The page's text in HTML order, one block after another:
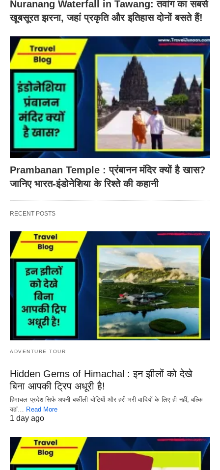
Nuranang Waterfall in Tawang: तवांग का सबसे
खूबसूरत झरना, जहां प्रकृति और इतिहास दोनों बसते हैं!
Prambanan Temple : प्रंबानन मंदिर क्यों है खास?
जानिए भारत-इंडोनेशिया के रिश्ते की कहानी
RECENT POSTS
ADVENTURE TOUR
Hidden Gems of Himachal : इन झीलों को देखे
बिना आपकी ट्रिप अधूरी है!
हिमाचल प्रदेश सिर्फ अपनी बर्फीली चोटियों और हरी-भरी वादियों के लिए ही नहीं, बल्कि
यहां…
Read More
1 day ago